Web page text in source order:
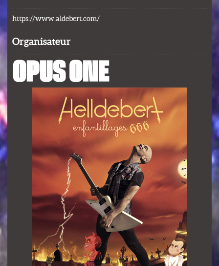
https://www.aldebert.com/
Organisateur